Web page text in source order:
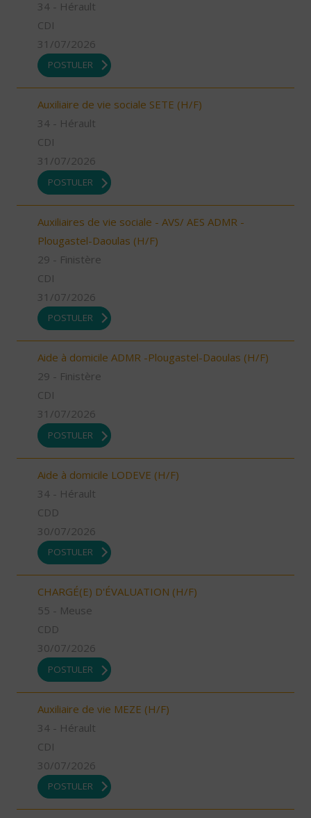
34 - Hérault
CDI
31/07/2026
POSTULER
Auxiliaire de vie sociale SETE (H/F)
34 - Hérault
CDI
31/07/2026
POSTULER
Auxiliaires de vie sociale - AVS/ AES ADMR -
Plougastel-Daoulas (H/F)
29 - Finistère
CDI
31/07/2026
POSTULER
Aide à domicile ADMR -Plougastel-Daoulas (H/F)
29 - Finistère
CDI
31/07/2026
POSTULER
Aide à domicile LODEVE (H/F)
34 - Hérault
CDD
30/07/2026
POSTULER
CHARGÉ(E) D'ÉVALUATION (H/F)
55 - Meuse
CDD
30/07/2026
POSTULER
Auxiliaire de vie MEZE (H/F)
34 - Hérault
CDI
30/07/2026
POSTULER